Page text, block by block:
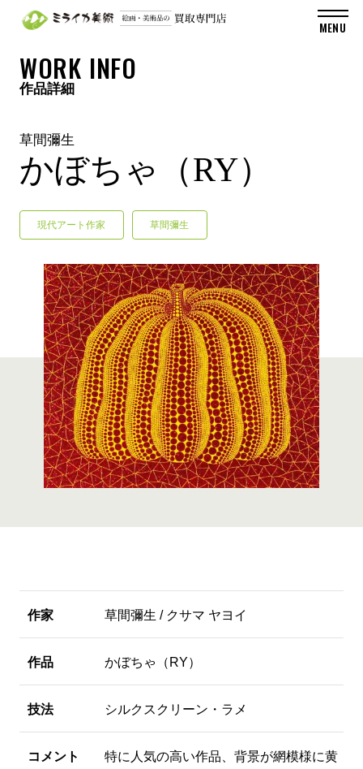
WORK INFO
作品詳細
草間彌生
かぼちゃ（RY）
現代アート作家 草間彌生
作家 草間彌生 / クサマ ヤヨイ
作品 かぼちゃ（RY）
技法 シルクスクリーン・ラメ
コメント
特に人気の高い作品、背景が網模様に黄